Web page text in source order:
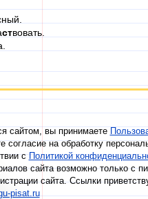
ствовать.
сайтом, вы принимаете
согласие на обработку
сПолитикой
сайта возможно только с
сайта. Ссылки
pisat.ru